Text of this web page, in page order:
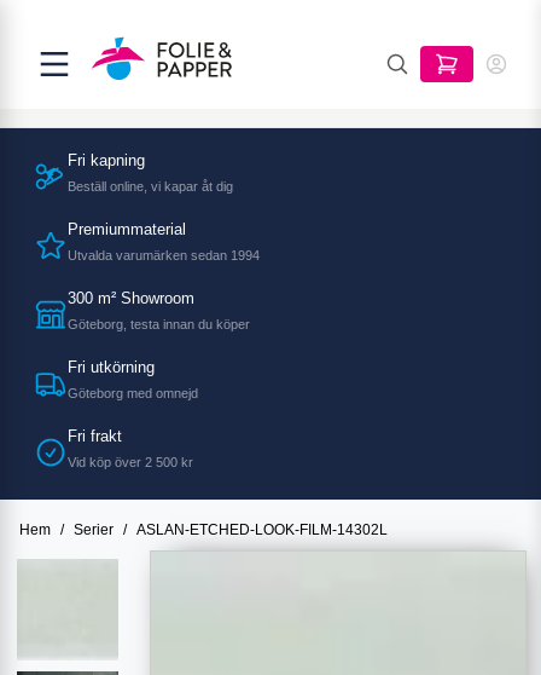
Fri kapning
Beställ online, vi kapar åt dig
Premiummaterial
Utvalda varumärken sedan 1994
300 m² Showroom
Göteborg, testa innan du köper
Fri utkörning
Göteborg med omnejd
Fri frakt
Vid köp över 2 500 kr
Hem / Serier / ASLAN-ETCHED-LOOK-FILM-14302L